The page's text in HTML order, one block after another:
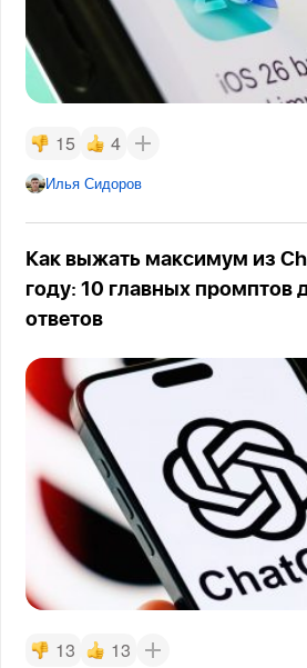
15 4
Илья Сидоров
Как выжать максимум из
году: 10 главных промптов
ответов
13 13